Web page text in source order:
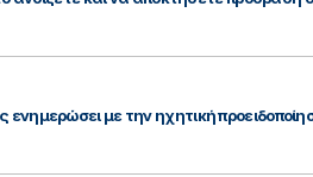
ενημερώσει με την ηχητική